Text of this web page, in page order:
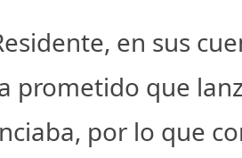
en sus
prometido que
por lo que